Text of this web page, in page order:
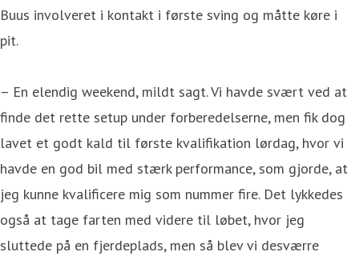
Buus involveret i kontakt i første sving og måtte køre i
pit.
– En elendig weekend, mildt sagt. Vi havde svært ved at
finde det rette setup under forberedelserne, men fik dog
lavet et godt kald til første kvalifikation lørdag, hvor vi
havde en god bil med stærk performance, som gjorde, at
jeg kunne kvalificere mig som nummer fire. Det lykkedes
også at tage farten med videre til løbet, hvor jeg
sluttede på en fjerdeplads, men så blev vi desværre